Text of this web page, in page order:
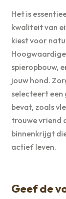
Het is
kwaliteit van
kiest voor
spieropbouw,
jouw hond.
selecteert een
bevat, zoals
trouwe vriend
binnenkrijgt
actief leven.
Geef de